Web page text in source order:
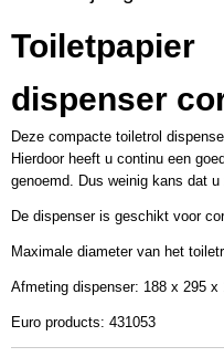
PL2257
Productcode leverancier
431053
18,80 x 29,50 x 17,30 cm
Toiletpapier
dispenser
Deze compacte toiletrol
Hierdoor heeft u continu een
genoemd. Dus weinig kans dat
De dispenser is geschikt voor
Maximale diameter van het
Afmeting dispenser: 188 x 295 x
Euro products: 431053